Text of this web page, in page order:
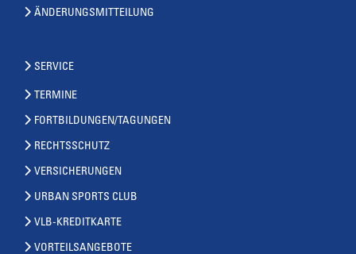
ÄNDERUNGSMITTEILUNG
SERVICE
TERMINE
FORTBILDUNGEN/TAGUNGEN
RECHTSSCHUTZ
VERSICHERUNGEN
URBAN SPORTS CLUB
VLB-KREDITKARTE
VORTEILSANGEBOTE